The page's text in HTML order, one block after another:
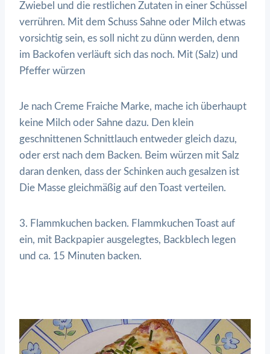
Zwiebel und die restlichen Zutaten in einer Schüssel
verrühren. Mit dem Schuss Sahne oder Milch etwas
vorsichtig sein, es soll nicht zu dünn werden, denn
im Backofen verläuft sich das noch. Mit (Salz) und
Pfeffer würzen
Je nach Creme Fraiche Marke, mache ich überhaupt
keine Milch oder Sahne dazu. Den klein
geschnittenen Schnittlauch entweder gleich dazu,
oder erst nach dem Backen. Beim würzen mit Salz
daran denken, dass der Schinken auch gesalzen ist
Die Masse gleichmäßig auf den Toast verteilen.
3. Flammkuchen backen. Flammkuchen Toast auf
ein, mit Backpapier ausgelegtes, Backblech legen
und ca. 15 Minuten backen.